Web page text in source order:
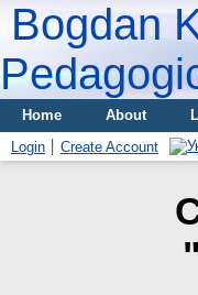
Bogdan
Home About
Login
Create Account